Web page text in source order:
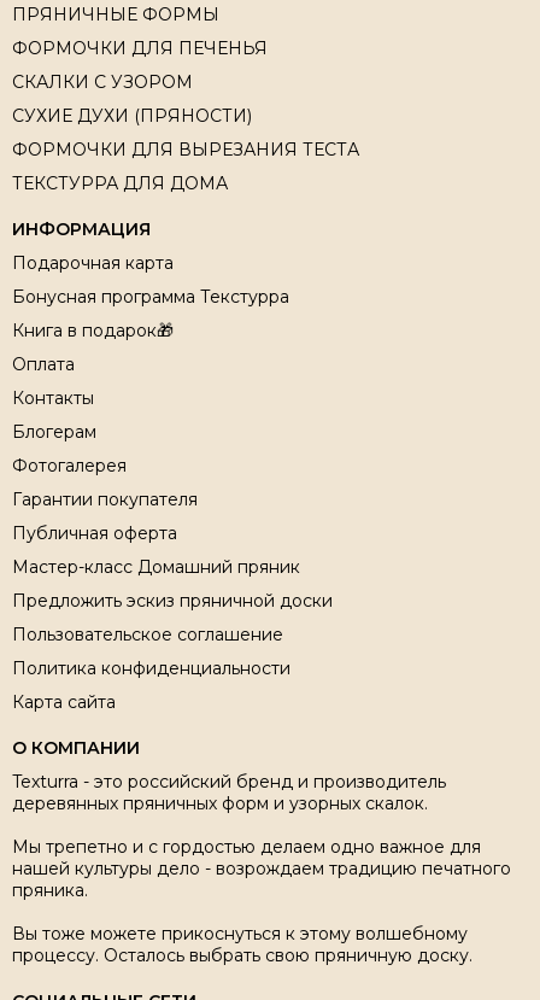
ПРЯНИЧНЫЕ ФОРМЫ
ФОРМОЧКИ ДЛЯ ПЕЧЕНЬЯ
СКАЛКИ С УЗОРОМ
СУХИЕ ДУХИ (ПРЯНОСТИ)
ФОРМОЧКИ ДЛЯ ВЫРЕЗАНИЯ ТЕСТА
ТЕКСТУРРА ДЛЯ ДОМА
ИНФОРМАЦИЯ
Подарочная карта
Бонусная программа Текстурра
Книга в подарок🎁
Оплата
Контакты
Блогерам
Фотогалерея
Гарантии покупателя
Публичная оферта
Мастер-класс Домашний пряник
Предложить эскиз пряничной доски
Пользовательское соглашение
Политика конфиденциальности
Карта сайта
О КОМПАНИИ
Texturra - это российский бренд и производитель
деревянных пряничных форм и узорных скалок.
Мы трепетно и с гордостью делаем одно важное для
нашей культуры дело - возрождаем традицию печатного
пряника.
Вы тоже можете прикоснуться к этому волшебному
процессу. Осталось выбрать свою пряничную доску.